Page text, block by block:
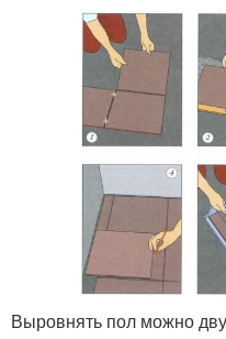
Выровнять пол можно